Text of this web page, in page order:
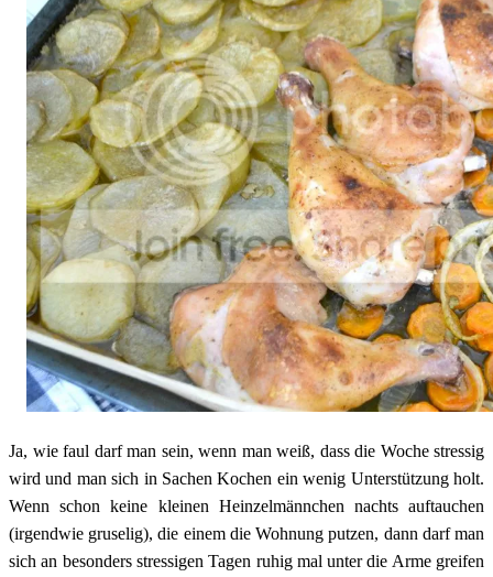
Ja, wie faul darf man sein, wenn man weiß, dass die Woche stressig
wird und man sich in Sachen Kochen ein wenig Unterstützung holt.
Wenn schon keine kleinen Heinzelmännchen nachts auftauchen
(irgendwie gruselig), die einem die Wohnung putzen, dann darf man
sich an besonders stressigen Tagen ruhig mal unter die Arme greifen